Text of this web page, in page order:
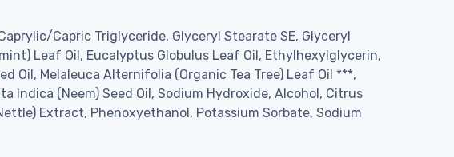
Capric Triglyceride, Glyceryl Stearate SE, Glyceryl
Leaf Oil, Eucalyptus Globulus Leaf Oil, Ethylhexylglycerin,
Oil, Melaleuca Alternifolia (Organic Tea Tree) Leaf Oil ***,
Indica (Neem) Seed Oil, Sodium Hydroxide, Alcohol, Citrus
Extract, Phenoxyethanol, Potassium Sorbate, Sodium